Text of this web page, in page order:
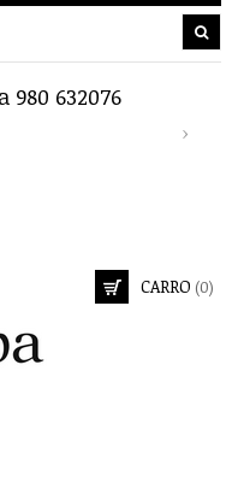
CARRO (0)
632076
›